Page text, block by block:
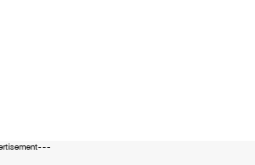
---Advertisement---